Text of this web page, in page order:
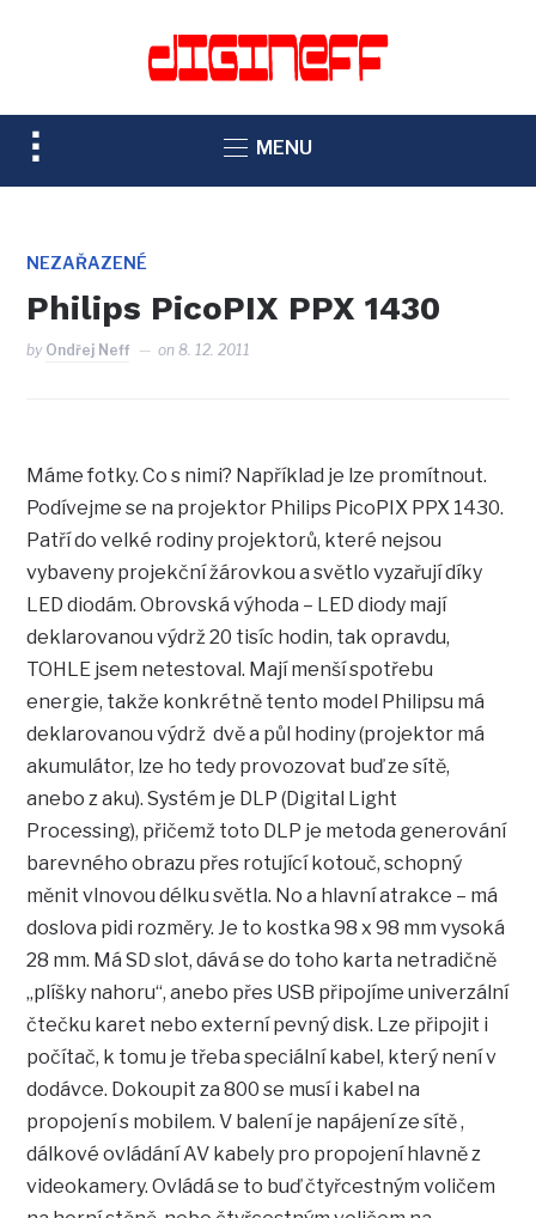
TOGGLE
SIDEBAR
NAVIGATION
MENU
NEZAŘAZENÉ
Philips PicoPIX PPX 1430
by Ondřej Neff on8. 12. 2011
Máme fotky. Co s nimi? Například je lze promítnout.
Podívejme se na projektor Philips PicoPIX PPX 1430.
Patří do velké rodiny projektorů, které nejsou
vybaveny projekční žárovkou a světlo vyzařují díky
LED diodám. Obrovská výhoda – LED diody mají
deklarovanou výdrž 20 tisíc hodin, tak opravdu,
TOHLE jsem netestoval. Mají menší spotřebu
energie, takže konkrétně tento model Philipsu má
deklarovanou výdrž dvě a půl hodiny (projektor má
akumulátor, lze ho tedy provozovat buď ze sítě,
anebo z aku). Systém je DLP (Digital Light
Processing), přičemž toto DLP je metoda generování
barevného obrazu přes rotující kotouč, schopný
měnit vlnovou délku světla. No a hlavní atrakce – má
doslova pidi rozměry. Je to kostka 98 x 98 mm vysoká
28 mm. Má SD slot, dává se do toho karta netradičně
„plíšky nahoru“, anebo přes USB připojíme univerzální
čtečku karet nebo externí pevný disk. Lze připojit i
počítač, k tomu je třeba speciální kabel, který není v
dodávce. Dokoupit za 800 se musí i kabel na
propojení s mobilem. V balení je napájení ze sítě ,
dálkové ovládání AV kabely pro propojení hlavně z
videokamery. Ovládá se to buď čtyřcestným voličem